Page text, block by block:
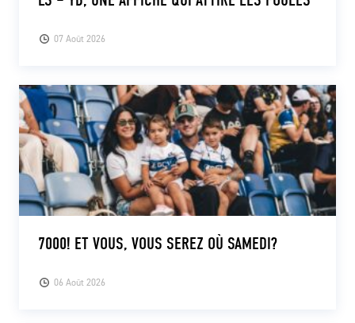
LS ACADEMY CAMPS
PRESSE ET MEDIAS
07 Août 2026
06 Août 2026
7000! ET VOUS, VOUS SEREZ OÙ SAMEDI?